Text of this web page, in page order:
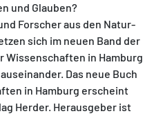
und Glauben?
Forscher aus den Natur-
sich im neuen Band der
Wissenschaften in Hamburg
Das neue Buch
in Hamburg erscheint
Herder. Herausgeber ist